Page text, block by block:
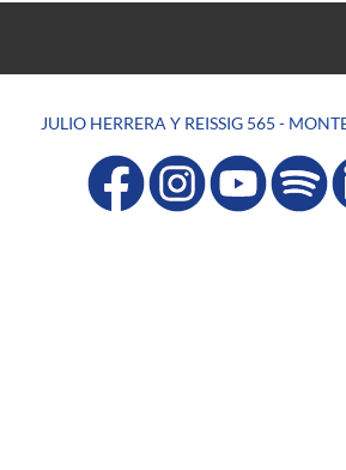
JULIO HERRERA Y REISSIG 565 -